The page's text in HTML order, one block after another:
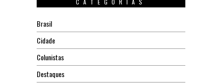
CATEGORIAS
Brasil
Cidade
Colunistas
Destaques